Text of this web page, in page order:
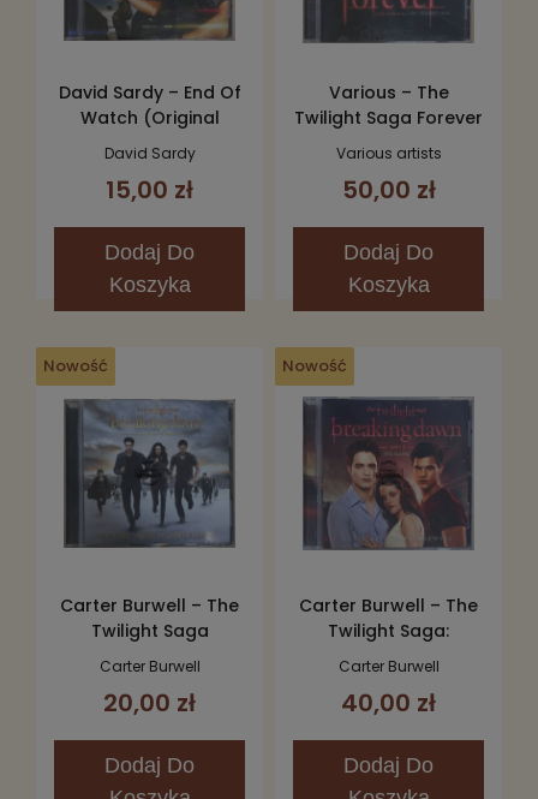
David Sardy – End Of
Watch (Original
Motion Picture
Soundtrack) CD
David Sardy
15,00 zł
Dodaj Do
Koszyka
Various – The
Twilight Saga Forever
(Love Songs From
2CD
Various artists
50,00 zł
Dodaj Do
Koszyka
Nowość
Carter Burwell – The
Twilight Saga
Breaking Dawn, Part 2
Picture Score) CD
Carter Burwell
20,00 zł
Dodaj Do
Nowość
Carter Burwell – The
Twilight Saga:
Breaking Dawn - Part
Carter Burwell
40,00 zł
Dodaj Do